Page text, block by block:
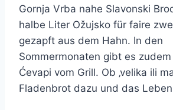
Gornja Vrba nahe Slavonski
halbe Liter Ožujsko für faire
gezapft aus dem Hahn. In den
Sommermonaten gibt es
Ćevapi vom Grill. Ob ‚velika ili
Fladenbrot dazu und das